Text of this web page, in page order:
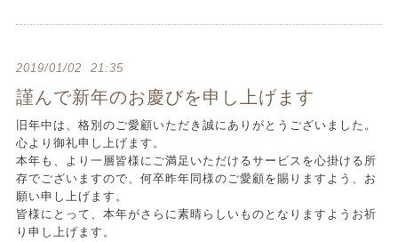
2019/01/02 21:35
謹んで新年のお慶びを申し上げます
旧年中は、格別のご愛顧いただき誠にありがとうございました。
心より御礼申し上げます。
本年も、より一層皆様にご満足いただけるサービスを心掛ける所
存でございますので、何卒昨年同様のご愛顧を賜りますよう、お
願い申し上げます。
皆様にとって、本年がさらに素晴らしいものとなりますようお祈
り申し上げます。